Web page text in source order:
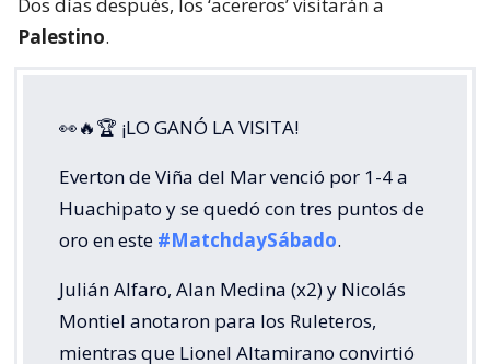
Palestino.
👀🔥🏆 ¡LO GANÓ LA VISITA!
Everton de Viña del Mar venció por 1-4 a
Huachipato y se quedó con tres puntos de
oro en este #MatchdaySábado.
Julián Alfaro, Alan Medina (x2) y Nicolás
Montiel anotaron para los Ruleteros,
mientras que Lionel Altamirano convirtió